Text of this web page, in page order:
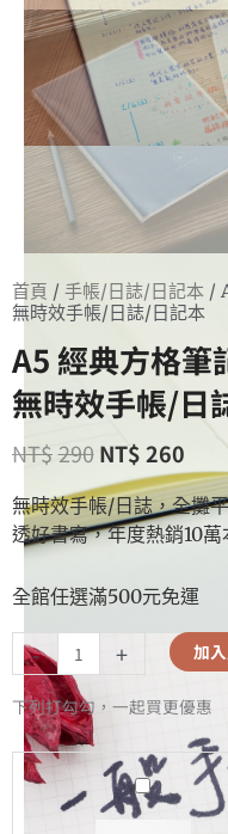
首頁 / 手帳/日誌/日記本 /
無時效手帳/日誌/日記本
A5 經典方格
無時效手帳/日
NT$290 NT$260
無時效手帳/日誌，全攤
透好書寫，年度熱銷10萬
全館任選滿500元免運
- + 加
下列打勾勾，一起買更優惠
中
性